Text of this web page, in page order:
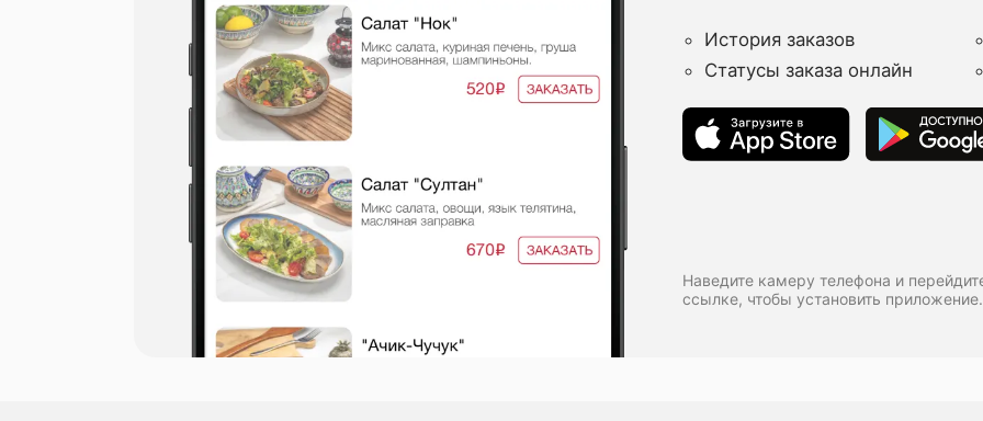
История заказов
Статусы заказа онлайн
Наведите камеру телефона и
ссылке, чтобы установить приложение.